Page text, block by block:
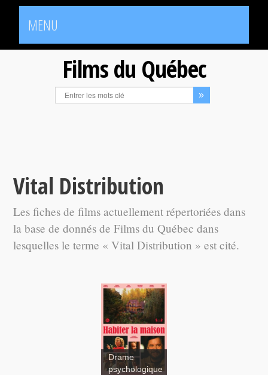
MENU
Films du Québec
Vital Distribution
Les fiches de films actuellement répertoriées dans
la base de donnés de Films du Québec dans
lesquelles le terme « Vital Distribution » est cité.
Drame
psychologique